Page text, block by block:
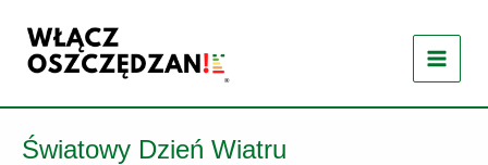
treści
Światowy Dzień Wiatru